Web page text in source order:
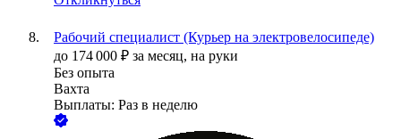
Рабочий специалист (Курьер на электровелосипеде)
до 174 000 ₽ за месяц, на руки
Без опыта
Вахта
Выплаты: Раз в неделю